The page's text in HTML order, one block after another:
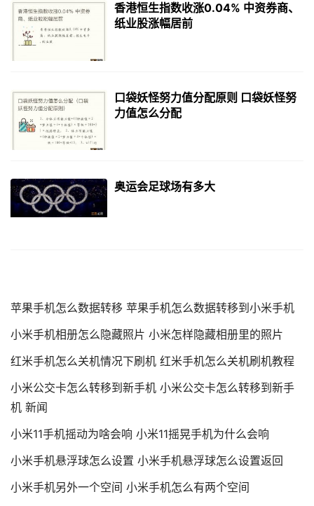
香港恒生指数收涨0.04% 中资券商、
纸业股涨幅居前
口袋妖怪努力值分配原则 口袋妖怪努
力值怎么分配
奥运会足球场有多大
苹果手机怎么数据转移 苹果手机怎么数据转移到小米手机
小米手机相册怎么隐藏照片 小米怎样隐藏相册里的照片
红米手机怎么关机情况下刷机 红米手机怎么关机刷机教程
小米公交卡怎么转移到新手机 小米公交卡怎么转移到新手
机 新闻
小米11手机摇动为啥会响 小米11摇晃手机为什么会响
小米手机悬浮球怎么设置 小米手机悬浮球怎么设置返回
小米手机另外一个空间 小米手机怎么有两个空间